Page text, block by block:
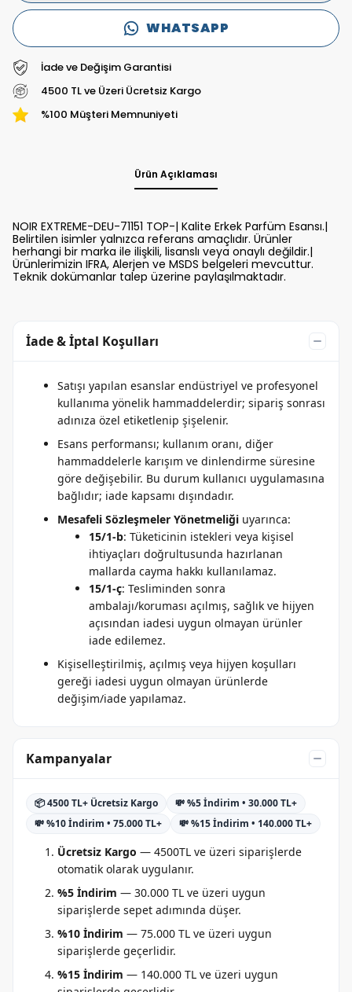
WHATSAPP
İade ve Değişim Garantisi
4500 TL ve Üzeri Ücretsiz Kargo
%100 Müşteri Memnuniyeti
Ürün Açıklaması
NOIR EXTREME-DEU-71151 TOP-| Kalite Erkek Parfüm Esansı.|
Belirtilen isimler yalnızca referans amaçlıdır. Ürünler
herhangi bir marka ile ilişkili, lisanslı veya onaylı değildir.|
Ürünlerimizin IFRA, Alerjen ve MSDS belgeleri mevcuttur.
Teknik dokümanlar talep üzerine paylaşılmaktadır.
İade & İptal Koşulları
Satışı yapılan esanslar endüstriyel ve profesyonel
kullanıma yönelik hammaddelerdir; sipariş sonrası
adınıza özel etiketlenip şişelenir.
Esans performansı; kullanım oranı, diğer
hammaddelerle karışım ve dinlendirme süresine
göre değişebilir. Bu durum kullanıcı uygulamasına
bağlıdır; iade kapsamı dışındadır.
Mesafeli Sözleşmeler Yönetmeliği uyarınca:
15/1-b: Tüketicinin istekleri veya kişisel
ihtiyaçları doğrultusunda hazırlanan
mallarda cayma hakkı kullanılamaz.
15/1-ç: Tesliminden sonra
ambalajı/koruması açılmış, sağlık ve hijyen
açısından iadesi uygun olmayan ürünler
iade edilemez.
Kişiselleştirilmiş, açılmış veya hijyen koşulları
gereği iadesi uygun olmayan ürünlerde
değişim/iade yapılamaz.
Kampanyalar
📦 4500 TL+ Ücretsiz Kargo
💸 %5 İndirim • 30.000 TL+
💸 %10 İndirim • 75.000 TL+
💸 %15 İndirim • 140.000 TL+
Ücretsiz Kargo — 4500TL ve üzeri siparişlerde
otomatik olarak uygulanır.
%5 İndirim — 30.000 TL ve üzeri uygun
siparişlerde sepet adımında düşer.
%10 İndirim — 75.000 TL ve üzeri uygun
siparişlerde geçerlidir.
%15 İndirim — 140.000 TL ve üzeri uygun